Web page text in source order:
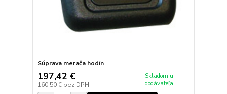
Súprava merača hodín
197,42 €
160,50 € bez DPH
Skladom u
dodávateľa